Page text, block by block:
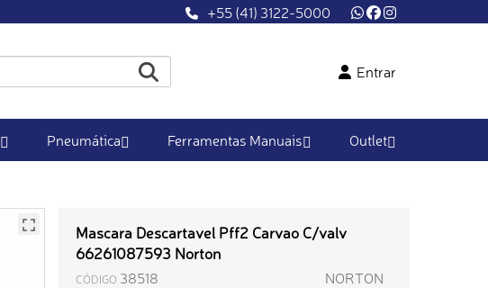
+55 (41) 3122-5000
Entrar
Pneumática Ferramentas Manuais Outlet
Mascara Descartavel Pff2 Carvao C/valv
66261087593 Norton
CÓDIGO 38518
NORTON